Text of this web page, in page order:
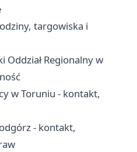
targowiska i
Oddział Regionalny w
w Toruniu - kontakt,
- kontakt,